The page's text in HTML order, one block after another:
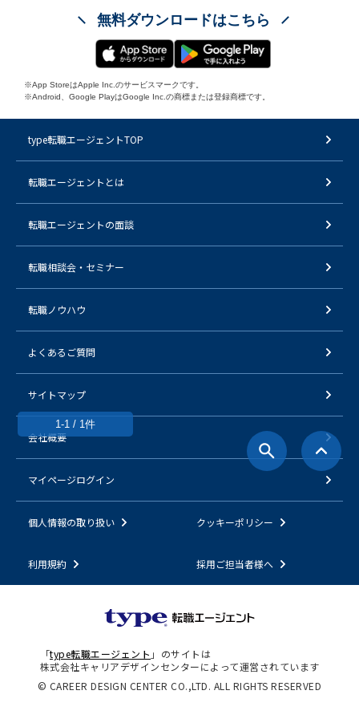
1-1 / 1件
無料ダウンロードはこちら
※App StoreはApple Inc.のサービスマークです。
※Android、Google PlayはGoogle Inc.の商標または登録商標です。
type転職エージェントTOP
転職エージェントとは
転職エージェントの面談
転職相談会・セミナー
転職ノウハウ
よくあるご質問
サイトマップ
会社概要
マイページログイン
個人情報の取り扱い クッキーポリシー
利用規約 採用ご担当者様へ
「type転職エージェント 」のサイトは
株式会社キャリアデザインセンターによって運営されています
© CAREER DESIGN CENTER CO.,LTD. ALL RIGHTS RESERVED